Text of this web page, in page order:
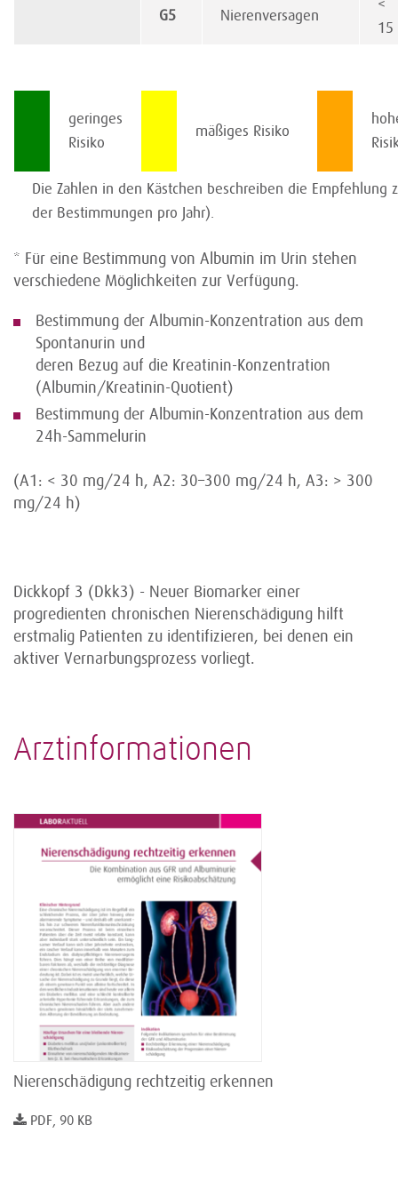
G5 Nierenversagen
<
geringes
Risiko
mäßiges Risiko
Die Zahlen in den Kästchen beschreiben die Empfehlung
der Bestimmungen pro Jahr).
* Für eine Bestimmung von Albumin im Urin stehen
verschiedene Möglichkeiten zur Verfügung.
Bestimmung der Albumin-Konzentration aus dem
Spontanurin und
deren Bezug auf die Kreatinin-Konzentration
(Albumin/Kreatinin-Quotient)
Bestimmung der Albumin-Konzentration aus dem
24h-Sammelurin
(A1: < 30 mg/24 h, A2: 30–300 mg/24 h, A3: > 300
mg/24 h)
Dickkopf 3 (Dkk3) - Neuer Biomarker einer
progredienten chronischen Nierenschädigung hilft
erstmalig Patienten zu identifizieren, bei denen ein
aktiver Vernarbungsprozess vorliegt.
Arztinformationen
Nierenschädigung rechtzeitig erkennen
PDF, 90 KB